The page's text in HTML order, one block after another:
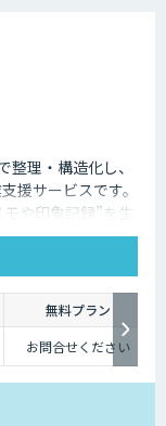
理・構造化し、
援サービスです。
や印象記録”を生
無料プラン
お問合せください